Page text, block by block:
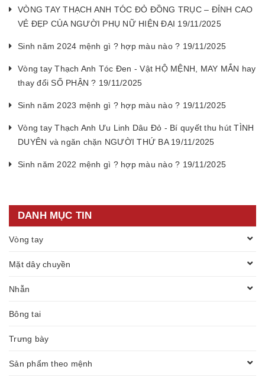
VÒNG TAY THẠCH ANH TÓC ĐỎ ĐỒNG TRỤC – ĐỈNH CAO
VẺ ĐẸP CỦA NGƯỜI PHỤ NỮ HIỆN ĐẠI 19/11/2025
Sinh năm 2024 mệnh gì ? hợp màu nào ? 19/11/2025
Vòng tay Thạch Anh Tóc Đen - Vật HỘ MỆNH, MAY MẮN hay
thay đổi SỐ PHẬN ? 19/11/2025
Sinh năm 2023 mệnh gì ? hợp màu nào ? 19/11/2025
Vòng tay Thạch Anh Ưu Linh Dâu Đỏ - Bí quyết thu hút TÌNH
DUYÊN và ngăn chặn NGƯỜI THỨ BA 19/11/2025
Sinh năm 2022 mệnh gì ? hợp màu nào ? 19/11/2025
DANH MỤC TIN
Vòng tay
Mặt dây chuyền
Nhẫn
Bông tai
Trưng bày
Sản phẩm theo mệnh